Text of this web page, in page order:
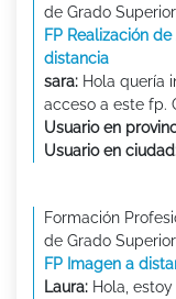
de Grado
FP Realización
distancia
sara: Hola quería
acceso a este fp.
Usuario en
Usuario en
Formación
de Grado
FP Imagen a
Laura: Hola,